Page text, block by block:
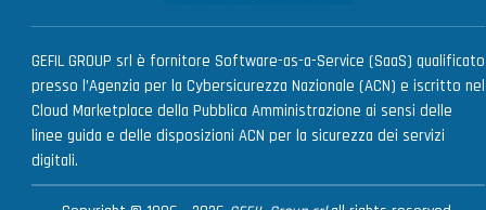
GEFIL GROUP srl è fornitore Software-as-a-Service (SaaS) qualificato
presso l’Agenzia per la Cybersicurezza Nazionale (ACN) e iscritto nel
Cloud Marketplace della Pubblica Amministrazione ai sensi delle
linee guida e delle disposizioni ACN per la sicurezza dei servizi
digitali.